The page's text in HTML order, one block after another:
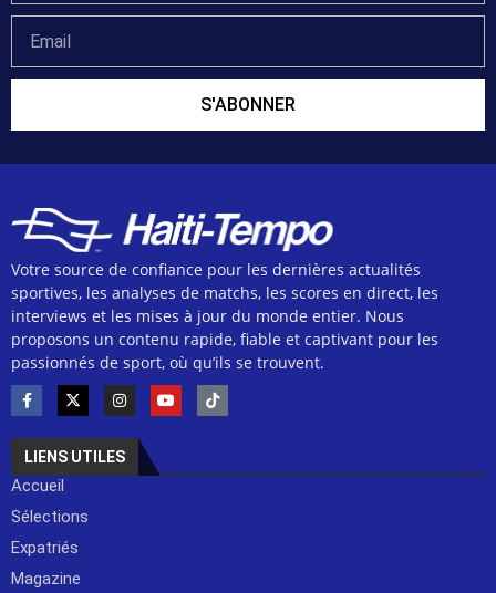
S'ABONNER
Votre source de confiance pour les dernières actualités
sportives, les analyses de matchs, les scores en direct, les
interviews et les mises à jour du monde entier. Nous
proposons un contenu rapide, fiable et captivant pour les
passionnés de sport, où qu’ils se trouvent.
LIENS UTILES
Accueil
Sélections
Expatriés
Magazine